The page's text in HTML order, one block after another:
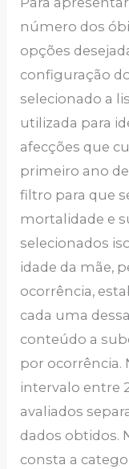
número dos
opções
configuração
selecionado a
utilizada para
afecções que
primeiro ano
filtro para que
mortalidade e
selecionados
idade da mãe,
ocorrência,
cada uma
conteúdo a
por ocorrência.
intervalo entre
avaliados
dados obtidos.
consta a